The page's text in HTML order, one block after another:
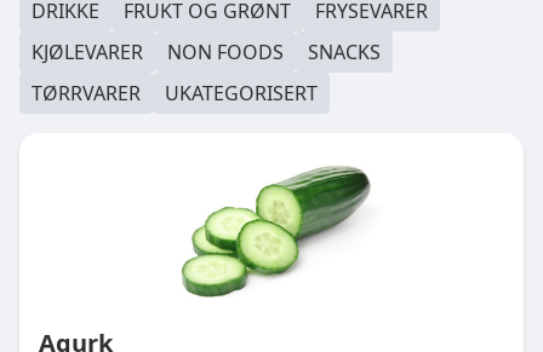
DRIKKE FRUKT OG GRØNT
FRYSEVARER
KJØLEVARER
NON FOODS
SNACKS
TØRRVARER
UKATEGORISERT
Agurk